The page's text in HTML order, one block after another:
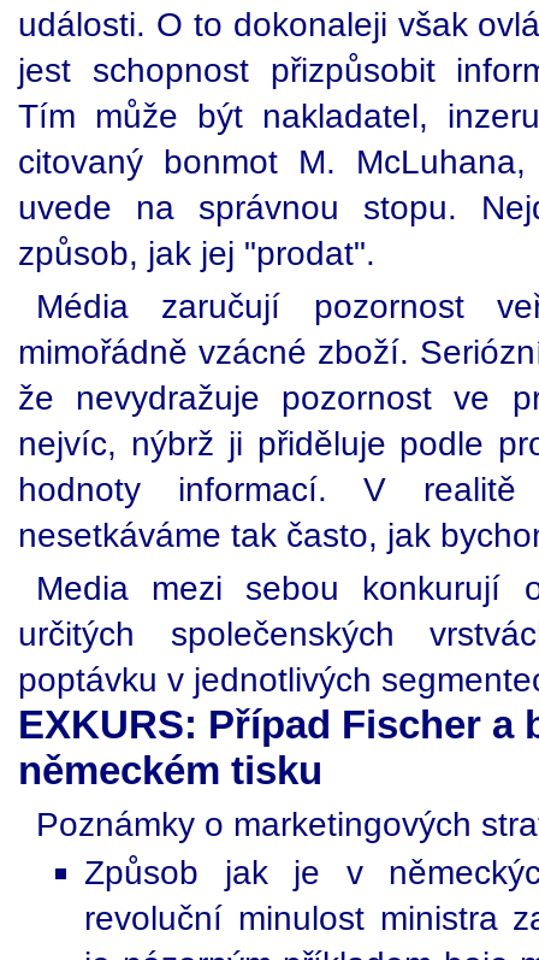
události. O to dokonaleji však
jest schopnost přizpůsobit
Tím může být nakladatel,
citovaný bonmot M.
uvede na správnou stopu.
způsob, jak jej "prodat".
Média zaručují pozornost
mimořádně vzácné zboží.
že nevydražuje pozornost ve
nejvíc, nýbrž ji přiděluje podle
hodnoty informací. V
nesetkáváme tak často, jak
Media mezi sebou konkurují
určitých společenských
poptávku v jednotlivých
EXKURS: Případ Fischer a
německém tisku
Poznámky o marketingových
Způsob jak je v
revoluční minulost ministra